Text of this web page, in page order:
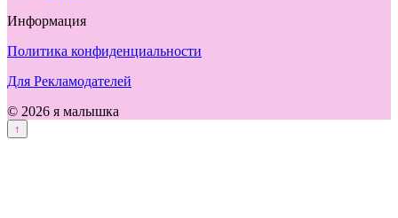
Информация
Политика конфиденциальности
Для Рекламодателей
© 2026 я малышка